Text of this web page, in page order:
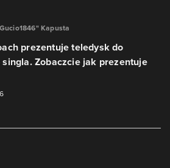
Kapusta
prezentuje teledysk do
singla. Zobaczcie jak prezentuje